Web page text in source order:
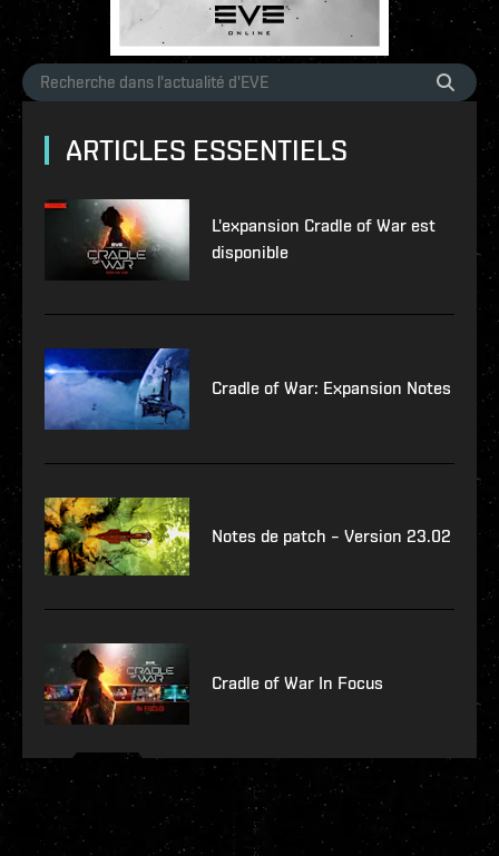
ARTICLES ESSENTIELS
L'expansion Cradle of War est
disponible
Cradle of War: Expansion Notes
Notes de patch – Version 23.02
Cradle of War In Focus